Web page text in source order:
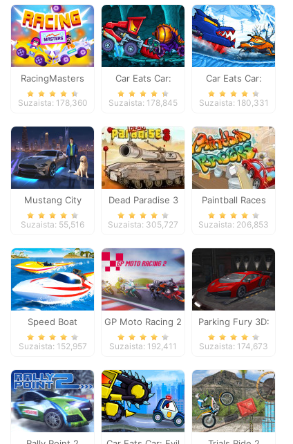
RacingMasters
Suzaista: 178,360
Car Eats Car:
Dungeon
Suzaista: 178,845
Car Eats Car:
Winter Adventure
Suzaista: 180,331
Mustang City
Driver
Suzaista: 55,516
Dead Paradise 3
Suzaista: 305,727
Paintball Races
Suzaista: 206,853
Speed Boat
Extreme Racing
Suzaista: 152,957
GP Moto Racing 2
Suzaista: 192,411
Parking Fury 3D:
Night Thief
Suzaista: 174,673